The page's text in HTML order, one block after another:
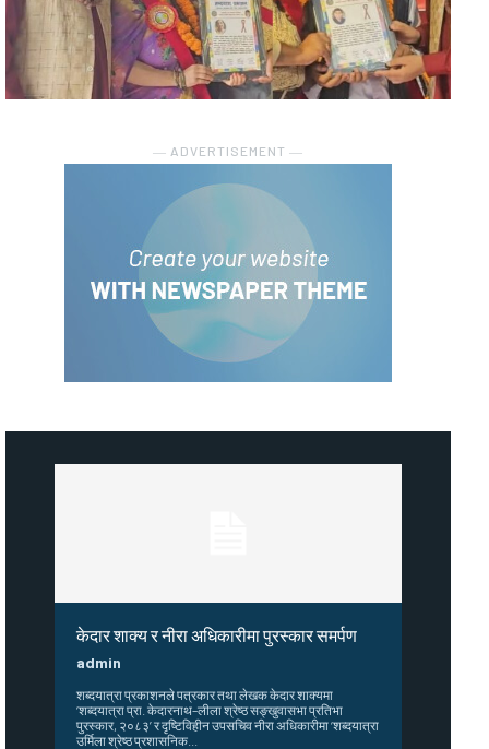
― ADVERTISEMENT ―
केदार शाक्य र नीरा अधिकारीमा पुरस्कार समर्पण
admin
शब्दयात्रा प्रकाशनले पत्रकार तथा लेखक केदार शाक्यमा
‘शब्दयात्रा प्रा. केदारनाथ–लीला श्रेष्ठ सङ्खुवासभा प्रतिभा
पुरस्कार, २०८३’ र दृष्टिविहीन उपसचिव नीरा अधिकारीमा ‘शब्दयात्रा
उर्मिला श्रेष्ठ प्रशासनिक...